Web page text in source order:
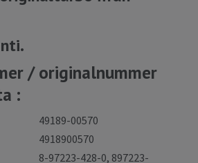
/ originalnummer
:
49189-00570
4918900570
8-97223-428-0, 897223-